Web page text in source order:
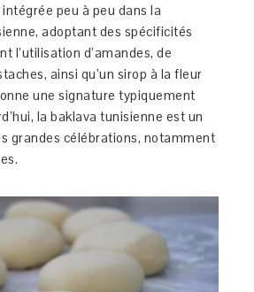
intégrée peu à peu dans la
adoptant des spécificités
l’utilisation d’amandes, de
ainsi qu’un sirop à la fleur
une signature typiquement
la baklava tunisienne est un
grandes célébrations, notamment